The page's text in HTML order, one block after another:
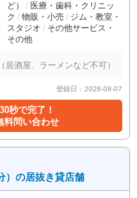
ど）
医療・歯科・クリニッ
ク
物販・小売
ジム・教室・
スタジオ
その他サービス・
その他
酒屋、ラーメンなど不可）
登録日：2026-08-07
30秒で完了！
料問い合わせ
）の居抜き貸店舗